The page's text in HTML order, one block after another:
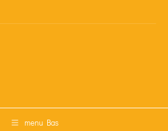
menu Bas